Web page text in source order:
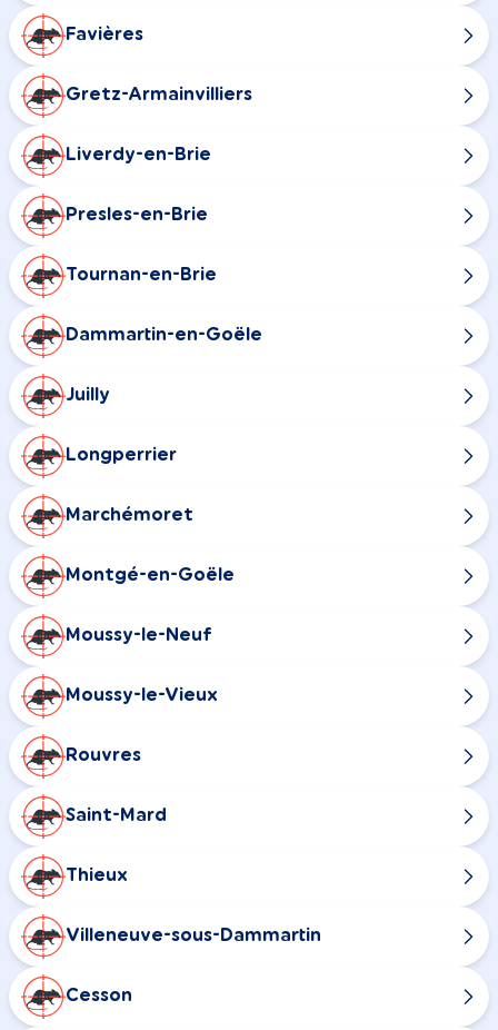
Favières
Gretz-Armainvilliers
Liverdy-en-Brie
Presles-en-Brie
Tournan-en-Brie
Dammartin-en-Goële
Juilly
Longperrier
Marchémoret
Montgé-en-Goële
Moussy-le-Neuf
Moussy-le-Vieux
Rouvres
Saint-Mard
Thieux
Villeneuve-sous-Dammartin
Cesson